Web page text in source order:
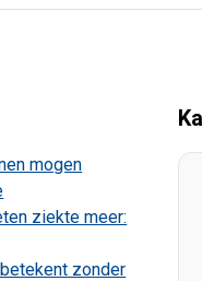
mogen
ziekte meer:
zonder